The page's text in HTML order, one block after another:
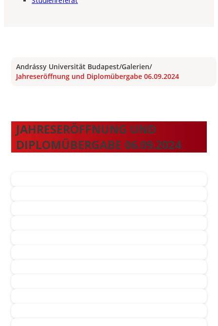
Andrássy Universität Budapest/Galerien/
Jahreseröffnung und Diplomübergabe 06.09.2024
JAHRESERÖFFNUNG UND
DIPLOMÜBERGABE 06.09.2024